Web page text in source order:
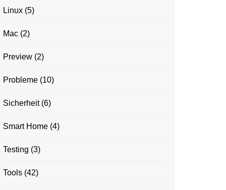
Linux (5)
Mac (2)
Preview (2)
Probleme (10)
Sicherheit(6)
Smart Home (4)
Testing (3)
Tools (42)